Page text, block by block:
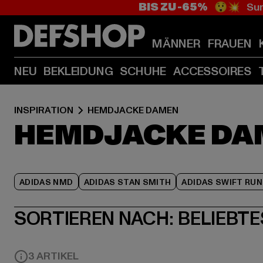
BIS ZU -65% 😲💥
MÄNNER FRAUEN
NEU BEKLEIDUNG SCHUHE ACCESSOIRES
INSPIRATION HEMDJACKE DAMEN
HEMDJACKE
ADIDAS NMD ADIDAS STAN SMITH ADIDAS SWIFT RUN
SORTIEREN NACH:
3 ARTIKEL